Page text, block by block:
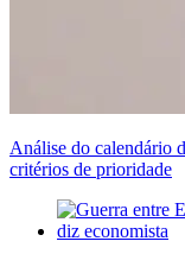
Análise do calendário
critérios de prioridade